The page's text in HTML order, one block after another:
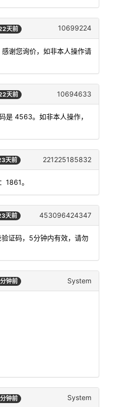
天前 10699224
感谢您询价，如非本人操作请
天前 10694633
是 4563。如非本人操作，
天前 221225185832
1861。
天前 453096424347
证码，5分钟内有效，请勿
钟前 System
钟前 System